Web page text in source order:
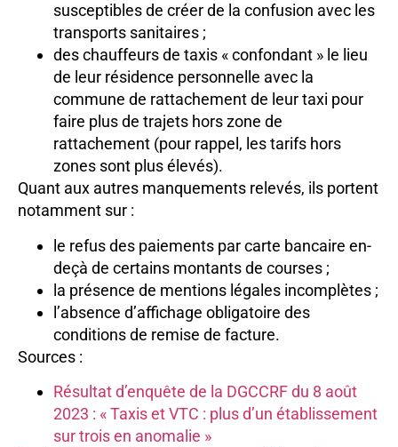
susceptibles de créer de la confusion avec les
transports sanitaires ;
des chauffeurs de taxis « confondant » le lieu
de leur résidence personnelle avec la
commune de rattachement de leur taxi pour
faire plus de trajets hors zone de
rattachement (pour rappel, les tarifs hors
zones sont plus élevés).
Quant aux autres manquements relevés, ils portent
notamment sur :
le refus des paiements par carte bancaire en-
deçà de certains montants de courses ;
la présence de mentions légales incomplètes ;
l’absence d’affichage obligatoire des
conditions de remise de facture.
Sources :
Résultat d’enquête de la DGCCRF du 8 août
2023 : « Taxis et VTC : plus d’un établissement
sur trois en anomalie »